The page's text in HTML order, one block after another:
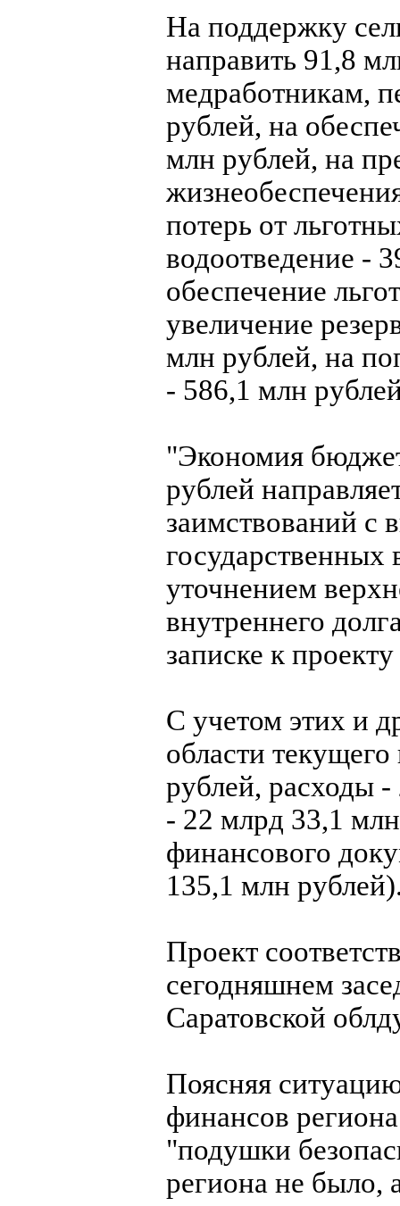
На поддержку
направить 91,8
медработникам,
рублей, на
млн рублей, на
потерь от
водоотведение -
обеспечение
увеличение
млн рублей, на
- 586,1 млн
"Экономия
рублей
заимствований с
государственных
уточнением
внутреннего
записке к
С учетом этих и
области
рублей, расходы
- 22 млрд 33,1
финансового
135,1 млн
Проект
сегодняшнем
Саратовской
Поясняя
финансов
"подушки
региона не